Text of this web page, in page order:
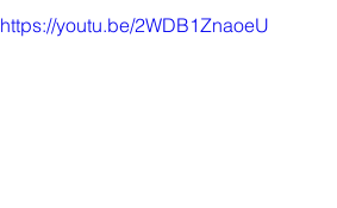
https://youtu.be/2WDB1ZnaoeU